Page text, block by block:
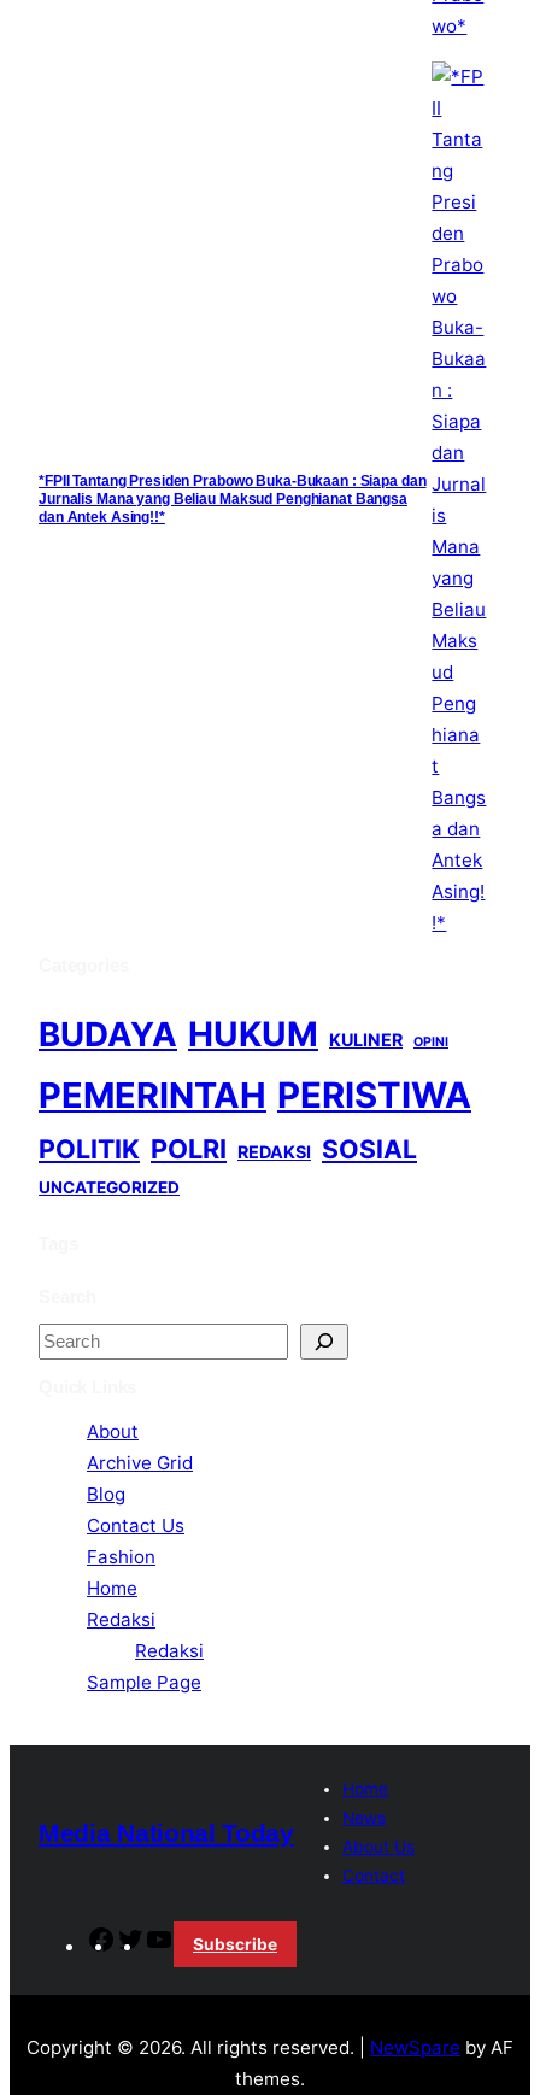
*FPII Tantang Presiden Prabowo Buka-Bukaan : Siapa dan
Jurnalis Mana yang Beliau Maksud Penghianat Bangsa
dan Antek Asing!!*
BUDAYA HUKUM KULINER OPINI
PEMERINTAH PERISTIWA
POLITIK POLRI REDAKSI SOSIAL
UNCATEGORIZED
S
About
Archive Grid
Blog
Contact Us
Fashion
Home
Redaksi
Redaksi
Sample Page
Media National Today
Home
News
About Us
Contact
Facebook
TwitterYouTube
Subscribe
Copyright © 2026. All rights reserved. | NewSpare by AF
themes.